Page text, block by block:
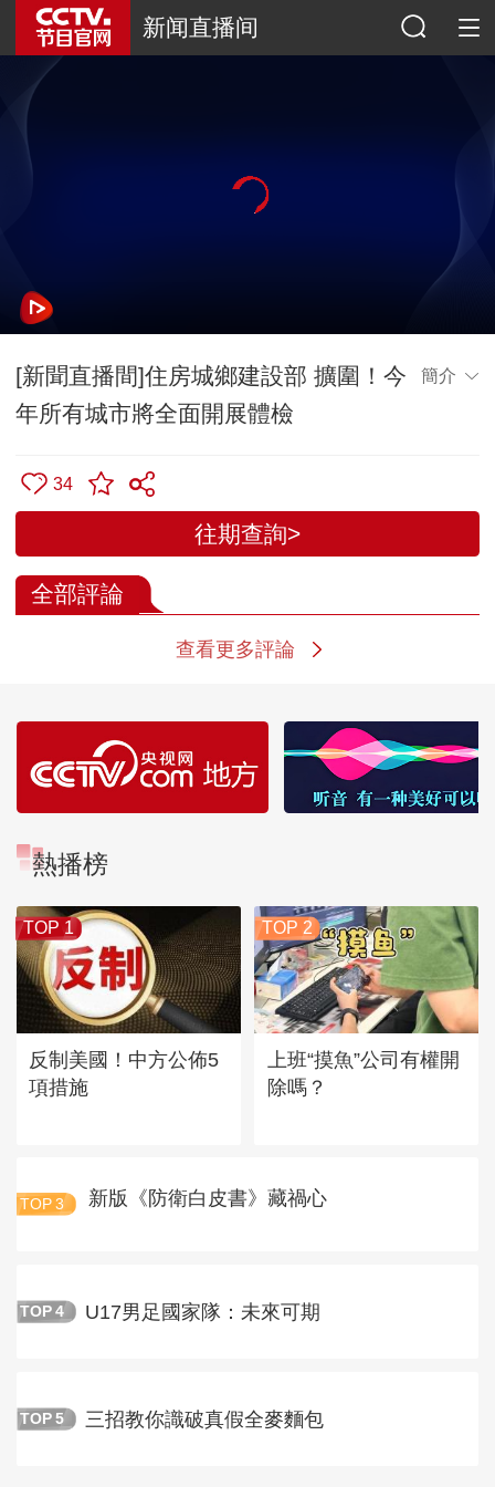
新闻直播间
[新聞直播間]住房城鄉建設部 擴圍！今
年所有城市將全面開展體檢
簡介
34
往期查詢>
全部評論
查看更多評論
熱播榜
TOP 1
反制美國！中方公佈5
項措施
TOP 2
上班“摸魚”公司有權開
除嗎？
TOP 3 新版《防衛白皮書》藏禍心
TOP 4 U17男足國家隊：未來可期
TOP 5 三招教你識破真假全麥麵包